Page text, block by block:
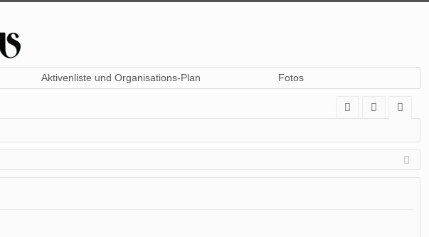
Aktivenliste und Organisations-Plan Fotos
Q
m
el
ist
rie